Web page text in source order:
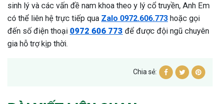
sinh lý và các vấn đề nam khoa theo y lý cổ truyền, Anh Em
có thể liên hệ trực tiếp qua Zalo 0972.606.773 hoặc gọi
đến số điện thoại 0972 606 773 để được đội ngũ chuyên
gia hỗ trợ kịp thời.
Chia sẻ: